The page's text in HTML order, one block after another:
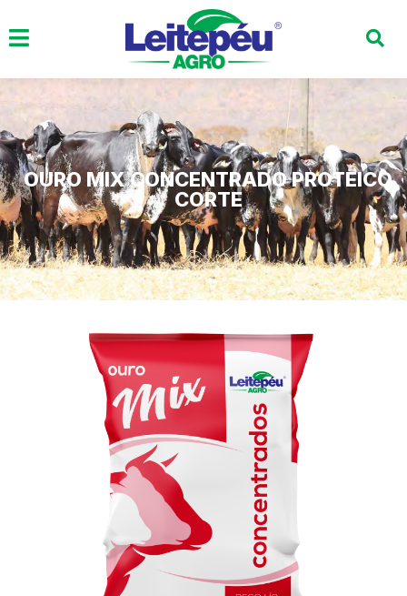
OURO MIX CONCENTRADO PROTEICO
CORTE